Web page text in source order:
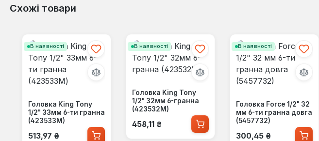
Схожі товари
В наявності
Головка King Tony
1/2" 33мм 6-ти гранна
(423533M)
Звичайна ціна:
513,97 ₴
В наявності
Головка King Tony
1/2" 32мм 6-гранна
(423532M)
Звичайна ціна:
458,11 ₴
В наявності
Головка Force 1/2" 32
мм 6-ти гранна довга
(5457732)
Звичайна ціна:
300,45 ₴